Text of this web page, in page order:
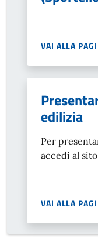
VAI ALLA
edilizia
Per
accedi al
VAI ALLA